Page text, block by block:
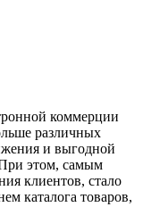
коммерции
различных
и выгодной
этом, самым
клиентов, стало
каталога товаров,